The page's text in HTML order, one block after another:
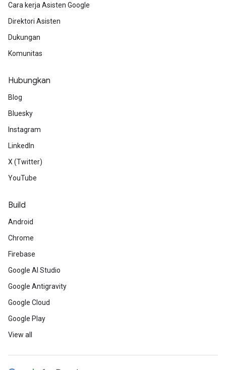
Cara kerja Asisten Google
Direktori Asisten
Dukungan
Komunitas
Hubungkan
Blog
Bluesky
Instagram
LinkedIn
X (Twitter)
YouTube
Build
Android
Chrome
Firebase
Google AI Studio
Google Antigravity
Google Cloud
Google Play
View all